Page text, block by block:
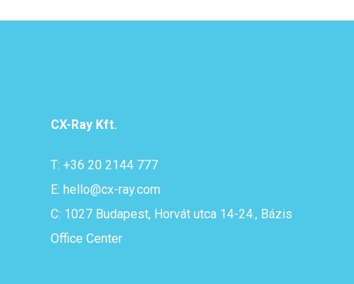
CX-Ray Kft.
T: +36 20 2144 777
E: hello@cx-ray.com
C: 1027 Budapest, Horvát utca 14-24., Bázis
Office Center